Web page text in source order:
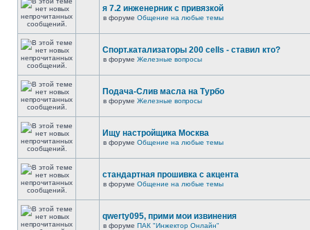
я 7.2 инженерник с привязкой
в форуме Общение на любые темы
Спорт.катализаторы 200 cells - ставил кто?
в форуме Железные вопросы
Подача-Слив масла на Турбо
в форуме Железные вопросы
Ищу настройщика Москва
в форуме Общение на любые темы
стандартная прошивка с акцента
в форуме Общение на любые темы
qwerty095, прими мои извинения
в форуме ПАК "Инжектор Онлайн"